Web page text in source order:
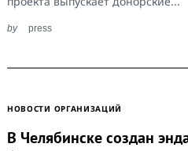
by press
НОВОСТИ ОРГАНИЗАЦИЙ
В Челябинске создан